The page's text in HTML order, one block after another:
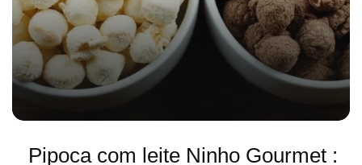
Pipoca com leite Ninho Gourmet :